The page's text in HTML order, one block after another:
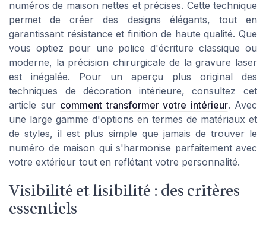
numéros de maison nettes et précises. Cette technique
permet de créer des designs élégants, tout en
garantissant résistance et finition de haute qualité. Que
vous optiez pour une police d'écriture classique ou
moderne, la précision chirurgicale de la gravure laser
est inégalée. Pour un aperçu plus original des
techniques de décoration intérieure, consultez cet
article sur comment transformer votre intérieur. Avec
une large gamme d'options en termes de matériaux et
de styles, il est plus simple que jamais de trouver le
numéro de maison qui s'harmonise parfaitement avec
votre extérieur tout en reflétant votre personnalité.
Visibilité et lisibilité : des critères
essentiels